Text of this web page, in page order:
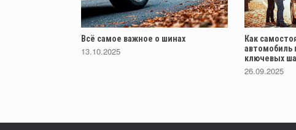
Всё самое важное о шинах
13.10.2025
Как
автомобиль
ключевых
26.09.2025